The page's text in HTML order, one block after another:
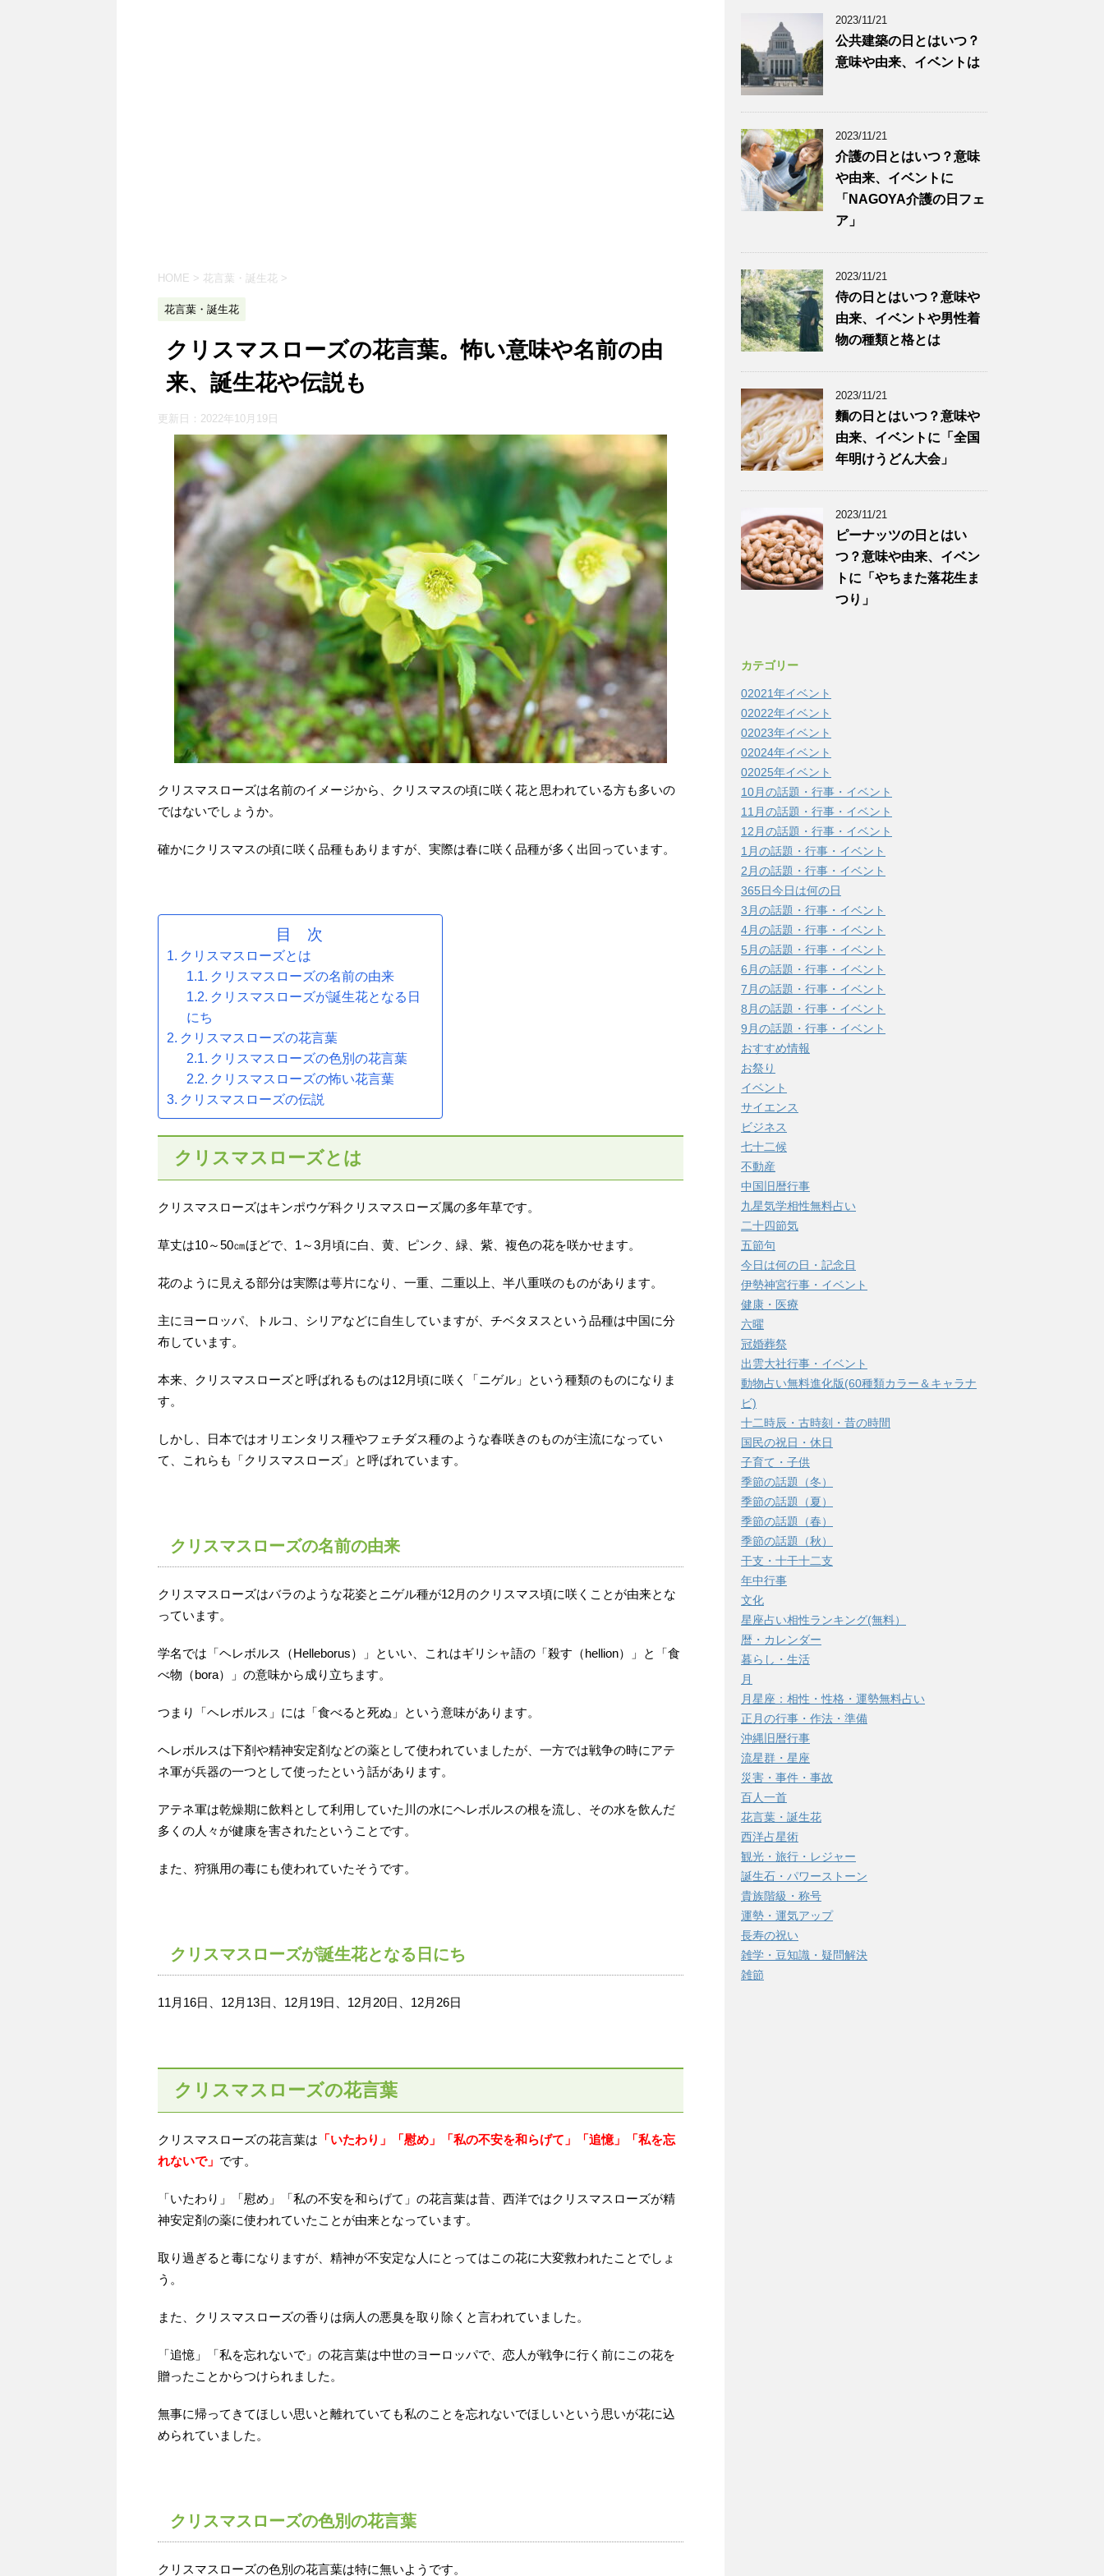
HOME > 花言葉・誕生花 >
花言葉・誕生花
クリスマスローズの花言葉。怖い意味や名前の由
来、誕生花や伝説も
更新日： 2022年10月19日
クリスマスローズは名前のイメージから、クリスマスの頃に咲く花と思われている方も多いの
ではないでしょうか。
確かにクリスマスの頃に咲く品種もありますが、実際は春に咲く品種が多く出回っています。
目 次
クリスマスローズとは
クリスマスローズの名前の由来
クリスマスローズが誕生花となる日
にち
クリスマスローズの花言葉
クリスマスローズの色別の花言葉
クリスマスローズの怖い花言葉
クリスマスローズの伝説
クリスマスローズとは
クリスマスローズはキンポウゲ科クリスマスローズ属の多年草です。
草丈は10～50㎝ほどで、1～3月頃に白、黄、ピンク、緑、紫、複色の花を咲かせます。
花のように見える部分は実際は萼片になり、一重、二重以上、半八重咲のものがあります。
主にヨーロッパ、トルコ、シリアなどに自生していますが、チベタヌスという品種は中国に分
布しています。
本来、クリスマスローズと呼ばれるものは12月頃に咲く「ニゲル」という種類のものになりま
す。
しかし、日本ではオリエンタリス種やフェチダス種のような春咲きのものが主流になってい
て、これらも「クリスマスローズ」と呼ばれています。
クリスマスローズの名前の由来
クリスマスローズはバラのような花姿とニゲル種が12月のクリスマス頃に咲くことが由来とな
っています。
学名では「ヘレボルス（Helleborus）」といい、これはギリシャ語の「殺す（hellion）」と「食
べ物（bora）」の意味から成り立ちます。
つまり「ヘレボルス」には「食べると死ぬ」という意味があります。
ヘレボルスは下剤や精神安定剤などの薬として使われていましたが、一方では戦争の時にアテ
ネ軍が兵器の一つとして使ったという話があります。
アテネ軍は乾燥期に飲料として利用していた川の水にヘレボルスの根を流し、その水を飲んだ
多くの人々が健康を害されたということです。
また、狩猟用の毒にも使われていたそうです。
クリスマスローズが誕生花となる日にち
11月16日、12月13日、12月19日、12月20日、12月26日
クリスマスローズの花言葉
クリスマスローズの花言葉は 「いたわり」「慰め」「私の不安を和らげて」「追憶」「私を忘
れないで」 です。
「いたわり」「慰め」「私の不安を和らげて」の花言葉は昔、西洋ではクリスマスローズが精
神安定剤の薬に使われていたことが由来となっています。
取り過ぎると毒になりますが、精神が不安定な人にとってはこの花に大変救われたことでしょ
う。
また、クリスマスローズの香りは病人の悪臭を取り除くと言われていました。
「追憶」「私を忘れないで」の花言葉は中世のヨーロッパで、恋人が戦争に行く前にこの花を
贈ったことからつけられました。
無事に帰ってきてほしい思いと離れていても私のことを忘れないでほしいという思いが花に込
められていました。
クリスマスローズの色別の花言葉
クリスマスローズの色別の花言葉は特に無いようです。
2023/11/21
公共建築の日とはいつ？
意味や由来、イベントは
2023/11/21
介護の日とはいつ？意味
や由来、イベントに
「NAGOYA介護の日フェ
ア」
2023/11/21
侍の日とはいつ？意味や
由来、イベントや男性着
物の種類と格とは
2023/11/21
麵の日とはいつ？意味や
由来、イベントに「全国
年明けうどん大会」
2023/11/21
ピーナッツの日とはい
つ？意味や由来、イベン
トに「やちまた落花生ま
つり」
カテゴリー
02021年イベント
02022年イベント
02023年イベント
02024年イベント
02025年イベント
10月の話題・行事・イベント
11月の話題・行事・イベント
12月の話題・行事・イベント
1月の話題・行事・イベント
2月の話題・行事・イベント
365日今日は何の日
3月の話題・行事・イベント
4月の話題・行事・イベント
5月の話題・行事・イベント
6月の話題・行事・イベント
7月の話題・行事・イベント
8月の話題・行事・イベント
9月の話題・行事・イベント
おすすめ情報
お祭り
イベント
サイエンス
ビジネス
七十二候
不動産
中国旧暦行事
九星気学相性無料占い
二十四節気
五節句
今日は何の日・記念日
伊勢神宮行事・イベント
健康・医療
六曜
冠婚葬祭
出雲大社行事・イベント
動物占い無料進化版(60種類カラー＆キャラナ
ビ)
十二時辰・古時刻・昔の時間
国民の祝日・休日
子育て・子供
季節の話題（冬）
季節の話題（夏）
季節の話題（春）
季節の話題（秋）
干支・十干十二支
年中行事
文化
星座占い相性ランキング(無料）
暦・カレンダー
暮らし・生活
月
月星座：相性・性格・運勢無料占い
正月の行事・作法・準備
沖縄旧暦行事
流星群・星座
災害・事件・事故
百人一首
花言葉・誕生花
西洋占星術
観光・旅行・レジャー
誕生石・パワーストーン
貴族階級・称号
運勢・運気アップ
長寿の祝い
雑学・豆知識・疑問解決
雑節